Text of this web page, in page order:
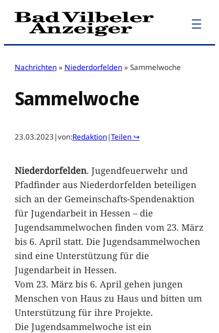
Zum
Inhalt
Nachrichten » Niederdorfelden » Sammelwoche
Sammelwoche
23.03.2023 |von:Redaktion|Teilen ↪
Niederdorfelden. Jugendfeuerwehr und
Pfadfinder aus Niederdorfelden beteiligen
sich an der Gemeinschafts-Spendenaktion
für Jugendarbeit in Hessen – die
Jugendsammelwochen finden vom 23. März
bis 6. April statt. Die Jugendsammelwochen
sind eine Unterstützung für die
Jugendarbeit in Hessen.
Vom 23. März bis 6. April gehen jungen
Menschen von Haus zu Haus und bitten um
Unterstützung für ihre Projekte.
Die Jugendsammelwoche ist ein